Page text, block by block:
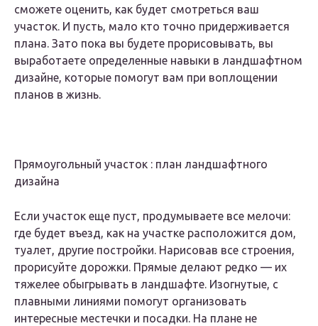
сможете оценить, как будет смотреться ваш
участок. И пусть, мало кто точно придерживается
плана. Зато пока вы будете прорисовывать, вы
выработаете определенные навыки в ландшафтном
дизайне, которые помогут вам при воплощении
планов в жизнь.
Прямоугольный участок : план ландшафтного
дизайна
Если участок еще пуст, продумываете все мелочи:
где будет въезд, как на участке расположится дом,
туалет, другие постройки. Нарисовав все строения,
прорисуйте дорожки. Прямые делают редко — их
тяжелее обыгрывать в ландшафте. Изогнутые, с
плавными линиями помогут организовать
интересные местечки и посадки. На плане не